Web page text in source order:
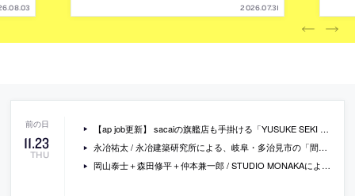
2026.07.31
11.23
THU
【ap job更新】 sacaiの旗艦店も手掛ける「YUSUKE SEKI STUDIO」が、設計スタッフ（既卒・経験者）を募集中
永冶祐太 / 永冶建築研究所による、岐阜・多治見市の「間の家」。様々な用途の建物が並ぶ地域の扇形敷地に計画。街と程よく繋がる住宅を目指し、周辺環境との“間”を考慮する設計を志向。建物の量塊と木壁が作り出す“間”の空間から光や景色を室内に取り込む
岡山泰士＋森田修平＋仲本兼一郎 / STUDIO MONAKAによる、沖縄・国頭村の「謝敷集落の宿」。地域の再生を目的とした宿泊施設。“美しい集落の継承”も目指し、現地のリソースを活かした工法で造る建築を志向。職人が手慣れた2×4工法とブロック造を組合せて開放感と重厚感を両立する豊かな場を生み出す